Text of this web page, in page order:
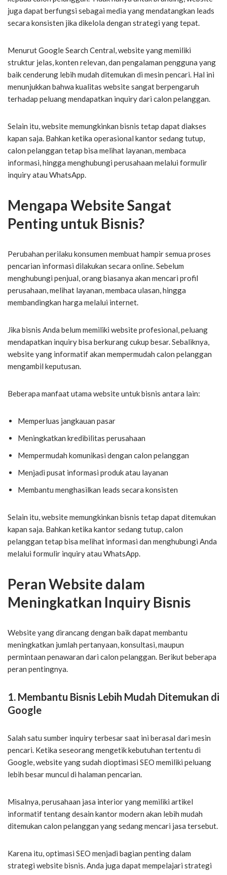
juga dapat berfungsi sebagai media yang mendatangkan leads
secara konsisten jika dikelola dengan strategi yang tepat.
Menurut Google Search Central, website yang memiliki
struktur jelas, konten relevan, dan pengalaman pengguna yang
baik cenderung lebih mudah ditemukan di mesin pencari. Hal ini
menunjukkan bahwa kualitas website sangat berpengaruh
terhadap peluang mendapatkan inquiry dari calon pelanggan.
Selain itu, website memungkinkan bisnis tetap dapat diakses
kapan saja. Bahkan ketika operasional kantor sedang tutup,
calon pelanggan tetap bisa melihat layanan, membaca
informasi, hingga menghubungi perusahaan melalui formulir
inquiry atau WhatsApp.
Mengapa Website Sangat
Penting untuk Bisnis?
Perubahan perilaku konsumen membuat hampir semua proses
pencarian informasi dilakukan secara online. Sebelum
menghubungi penjual, orang biasanya akan mencari profil
perusahaan, melihat layanan, membaca ulasan, hingga
membandingkan harga melalui internet.
Jika bisnis Anda belum memiliki website profesional, peluang
mendapatkan inquiry bisa berkurang cukup besar. Sebaliknya,
website yang informatif akan mempermudah calon pelanggan
mengambil keputusan.
Beberapa manfaat utama website untuk bisnis antara lain:
Memperluas jangkauan pasar
Meningkatkan kredibilitas perusahaan
Mempermudah komunikasi dengan calon pelanggan
Menjadi pusat informasi produk atau layanan
Membantu menghasilkan leads secara konsisten
Selain itu, website memungkinkan bisnis tetap dapat ditemukan
kapan saja. Bahkan ketika kantor sedang tutup, calon
pelanggan tetap bisa melihat informasi dan menghubungi Anda
melalui formulir inquiry atau WhatsApp.
Peran Website dalam
Meningkatkan Inquiry Bisnis
Website yang dirancang dengan baik dapat membantu
meningkatkan jumlah pertanyaan, konsultasi, maupun
permintaan penawaran dari calon pelanggan. Berikut beberapa
peran pentingnya.
1. Membantu Bisnis Lebih Mudah Ditemukan di
Google
Salah satu sumber inquiry terbesar saat ini berasal dari mesin
pencari. Ketika seseorang mengetik kebutuhan tertentu di
Google, website yang sudah dioptimasi SEO memiliki peluang
lebih besar muncul di halaman pencarian.
Misalnya, perusahaan jasa interior yang memiliki artikel
informatif tentang desain kantor modern akan lebih mudah
ditemukan calon pelanggan yang sedang mencari jasa tersebut.
Karena itu, optimasi SEO menjadi bagian penting dalam
strategi website bisnis. Anda juga dapat mempelajari strategi